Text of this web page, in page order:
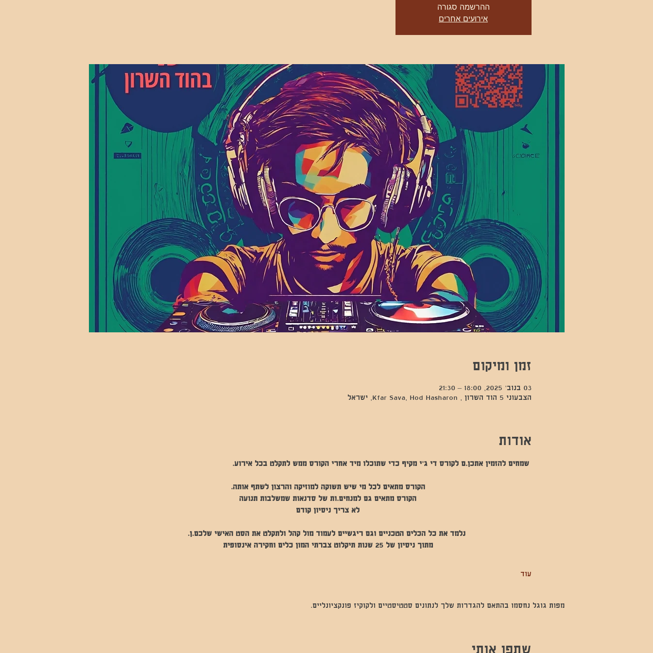
ההרשמה סגורה
אירועים אחרים
זמן ומיקום
03 בנוב׳ 2025, 18:00 – 21:30
הצבעוני 5 הוד השרון , Kfar Sava, Hod Hasharon, ישראל
אודות
שמחים להזמין אתכן.ם לקורס די ג'י מקיף כדי שתוכלו מיד אחרי הקורס ממש לתקלט בכל אירוע.
הקורס מתאים לכל מי שיש תשוקה למוזיקה והרצון לשתף אותה.
הקורס מתאים גם למנחים.ות של סדנאות שמשלבות תנועה
לא צריך ניסיון קודם
נלמד את כל הכלים הטכניים וגם ריגשיים לעמוד מול קהל ולתקלט את הסט האישי שלכם.ן.
מתוך ניסיון של 25 שנות תיקלוט צברתי המון כלים וחקירה אינסופית
עוד
מפות גוגל נחסמו בהתאם להגדרות שלך לנתונים סטטיסטיים ולקוקיז פונקציונליים.
שתפו אותי